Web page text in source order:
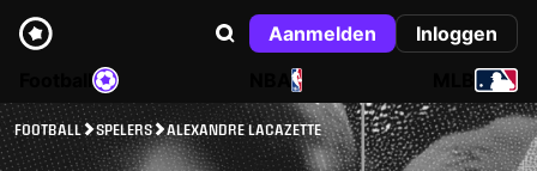
Aanmelden
Inloggen
NBA
FOOTBALL SPELERS ALEXANDRE LACAZETTE